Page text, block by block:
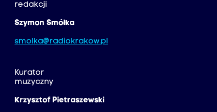
redakcji
Szymon Smółka
smolka@radiokrakow.pl
Kurator
muzyczny
Krzysztof Pietraszewski